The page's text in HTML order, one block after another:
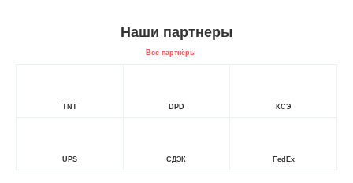
Наши партнеры
Все партнёры
TNT DPD КСЭ
UPS СДЭК FedEx